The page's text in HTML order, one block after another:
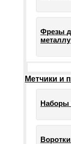
Фрезы
металлу
Метчики и
Наборы